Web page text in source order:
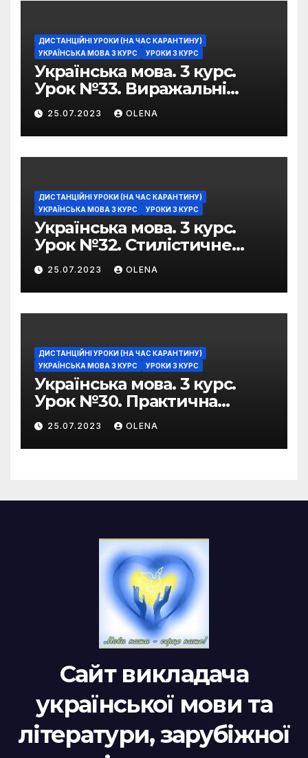
ДИСТАНЦІЙНІ УРОКИ (НА ЧАС КАРАНТИНУ)
УКРАЇНСЬКА МОВА 3 КУРС
УРОКИ 3 КУРС
Українська мова. 3 курс.
Урок №33. Виражальні
можливості фразеологізмів
25.07.2023 OLENA
ДИСТАНЦІЙНІ УРОКИ (НА ЧАС КАРАНТИНУ)
УКРАЇНСЬКА МОВА 3 КУРС
УРОКИ 3 КУРС
Українська мова. 3 курс.
Урок №32. Стилістичне
забарвлення
фразеологізмів
25.07.2023 OLENA
ДИСТАНЦІЙНІ УРОКИ (НА ЧАС КАРАНТИНУ)
УКРАЇНСЬКА МОВА 3 КУРС
УРОКИ 3 КУРС
Українська мова. 3 курс.
Урок №30. Практична
риторика. Оцінювальні
жанри. Характеристика
25.07.2023 OLENA
Сайт викладача
української мови та
літератури, зарубіжної